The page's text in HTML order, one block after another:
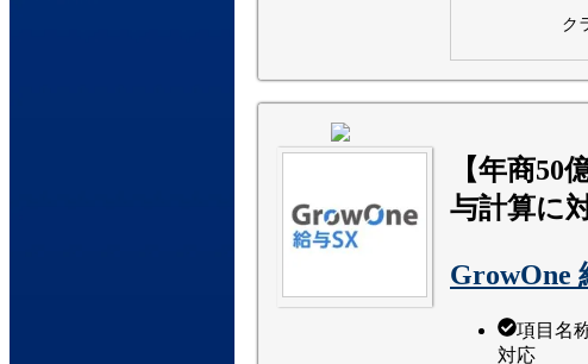
ク
【年商50
与計算に
GrowOne
項目名
対応